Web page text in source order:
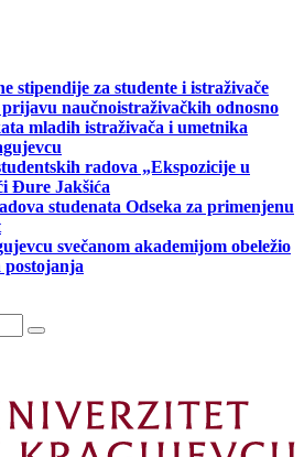
stipendije za studente i istraživače
naučnoistraživačkih odnosno
mladih istraživača i umetnika
radova „Ekspozicije u
Đure Jakšića
studenata Odseka za primenjenu
svečanom akademijom obeležio
postojanja